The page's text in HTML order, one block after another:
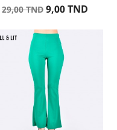
Prix
base
29,00 TND Prix
9,00 TND